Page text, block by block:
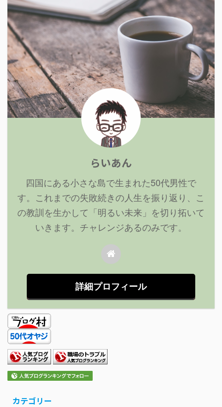
らいあん
四国にある小さな島で生まれた50代男性で
す。これまでの失敗続きの人生を振り返り、こ
の教訓を生かして「明るい未来」を切り拓いて
いきます。チャレンジあるのみです。
詳細プロフィール
カテゴリー